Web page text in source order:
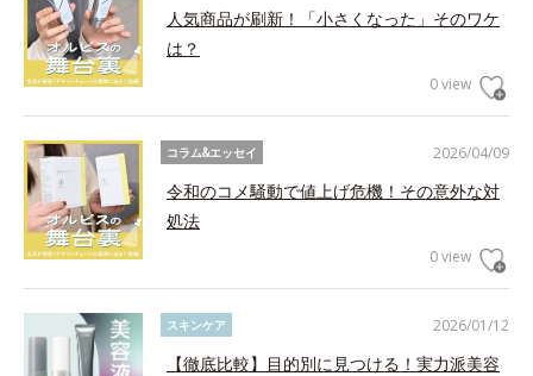
人気商品が刷新！「小さくなった」そのワケ
は？
0 view
2026/04/09
コラム&エッセイ
令和のコメ騒動で値上げ危機！その意外な対
処法
0 view
2026/01/12
スキンケア
【徹底比較】目的別に見つける！実力派美容